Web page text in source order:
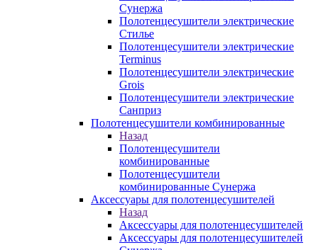
Сунержа
Полотенцесушители электрические
Стилье
Полотенцесушители электрические
Terminus
Полотенцесушители электрические
Grois
Полотенцесушители электрические
Санприз
Полотенцесушители комбинированные
Назад
Полотенцесушители
комбинированные
Полотенцесушители
комбинированные Сунержа
Аксессуары для полотенцесушителей
Назад
Аксессуары для полотенцесушителей
Аксессуары для полотенцесушителей